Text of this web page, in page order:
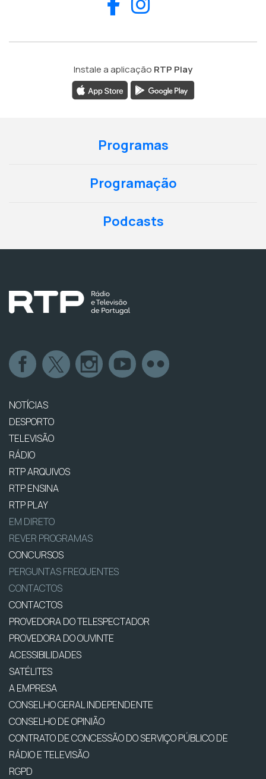
Instale a aplicação RTP Play
Programas
Programação
Podcasts
NOTÍCIAS
DESPORTO
TELEVISÃO
RÁDIO
RTP ARQUIVOS
RTP ENSINA
RTP PLAY
EM DIRETO
REVER PROGRAMAS
CONCURSOS
PERGUNTAS FREQUENTES
CONTACTOS
CONTACTOS
PROVEDORA DO TELESPECTADOR
PROVEDORA DO OUVINTE
ACESSIBILIDADES
SATÉLITES
A EMPRESA
CONSELHO GERAL INDEPENDENTE
CONSELHO DE OPINIÃO
CONTRATO DE CONCESSÃO DO SERVIÇO PÚBLICO DE
RÁDIO E TELEVISÃO
RGPD